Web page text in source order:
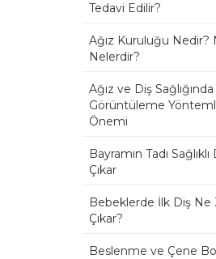
Tedavi Edilir?
Ağız Kuruluğu Nedir?
Nelerdir?
Ağız ve Diş Sağlığında
Görüntüleme
Önemi
Bayramın Tadı
Çıkar
Bebeklerde İlk Diş Ne
Çıkar?
Beslenme ve Çene